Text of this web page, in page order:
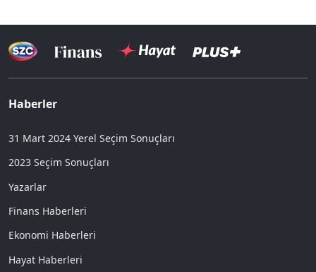
Haberler
31 Mart 2024 Yerel Seçim Sonuçları
2023 Seçim Sonuçları
Yazarlar
Finans Haberleri
Ekonomi Haberleri
Hayat Haberleri